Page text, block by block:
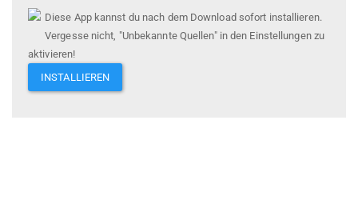
Diese App kannst du nach dem Download sofort installieren.
Vergesse nicht, "Unbekannte Quellen" in den Einstellungen zu
aktivieren!
INSTALLIEREN